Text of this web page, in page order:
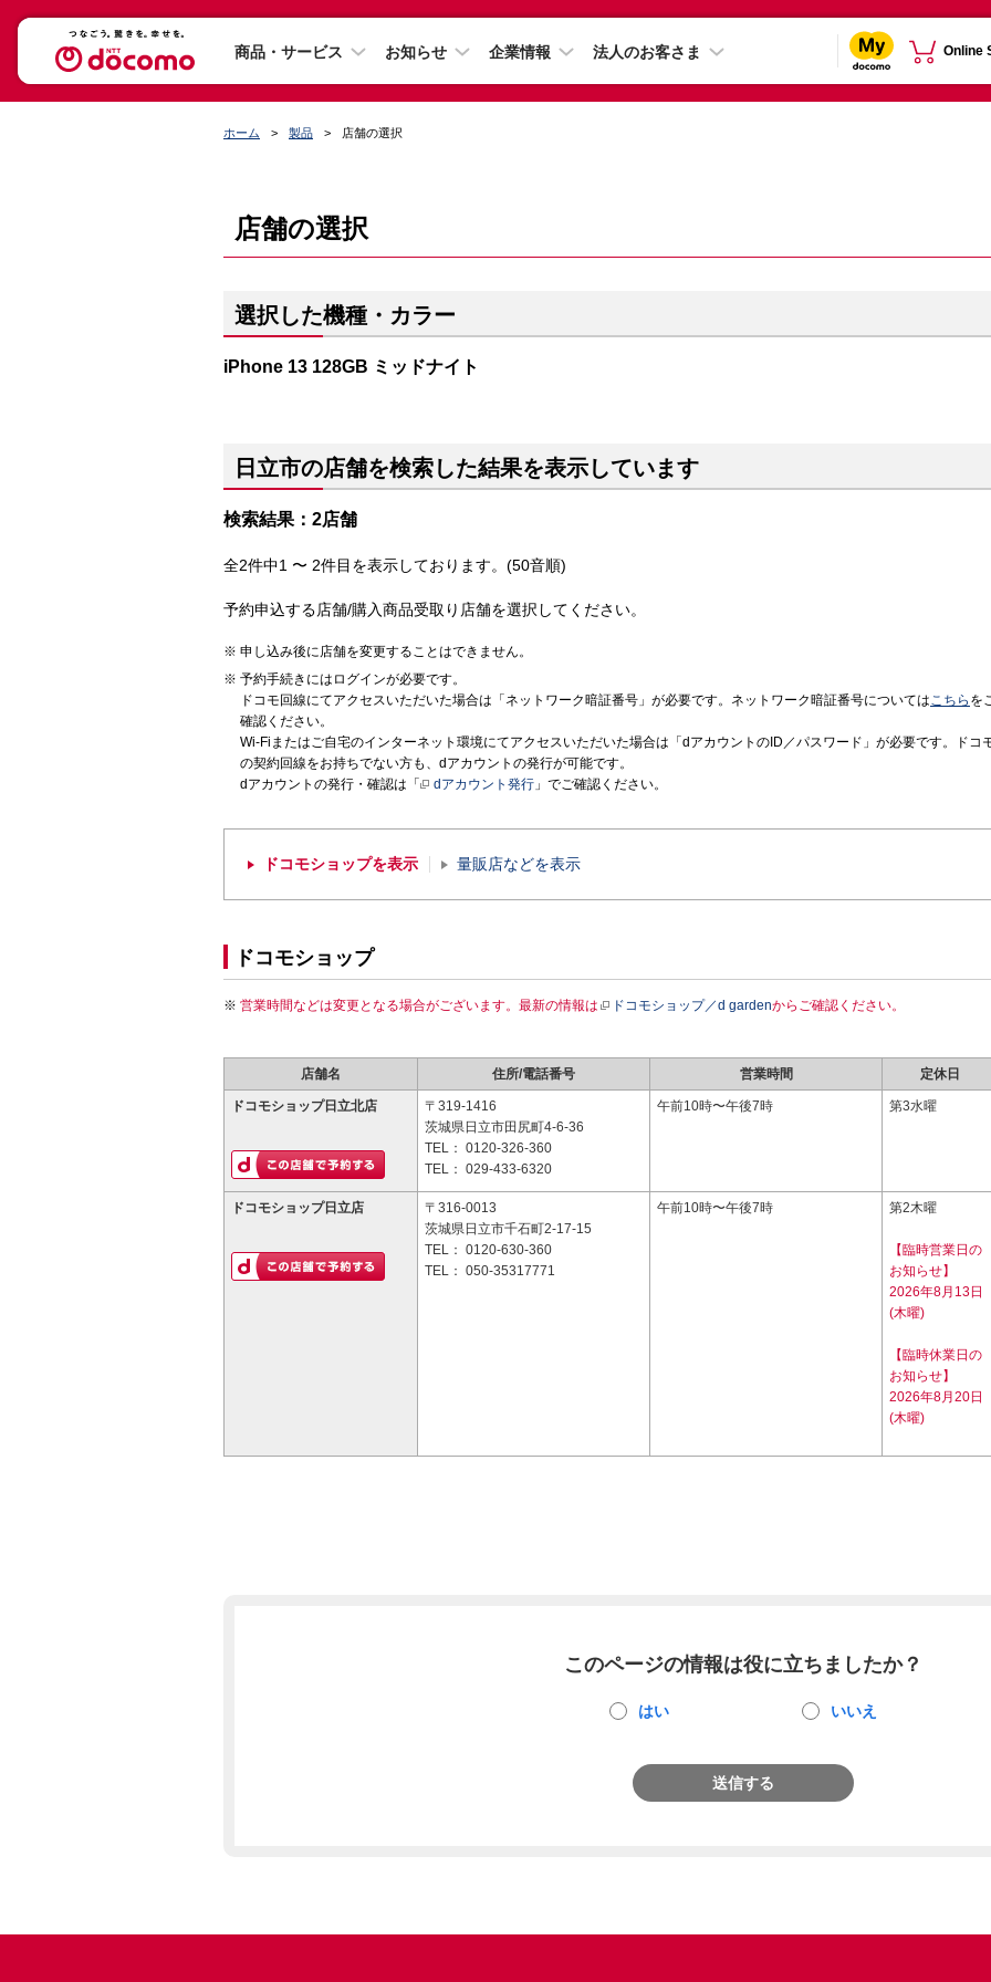
商品・サービス お知らせ 企業情報 法人のお客さま Online
ホーム 製品 店舗の選択
店舗の選択
選択した機種・カラー
iPhone 13 128GB ミッドナイト
日立市の店舗を検索した結果を表示しています
検索結果：2店舗
全2件中1 〜 2件目を表示しております。(50音順)
予約申込する店舗/購入商品受取り店舗を選択してください。
申し込み後に店舗を変更することはできません。
予約手続きにはログインが必要です。
ドコモ回線にてアクセスいただいた場合は「ネットワーク暗証番号」が必要です。ネットワーク暗証番号についてはこちら を
確認ください。
Wi-Fiまたはご自宅のインターネット環境にてアクセスいただいた場合は「dアカウントのID／パスワード」が必要です。ドコ
の契約回線をお持ちでない方も、dアカウントの発行が可能です。
dアカウントの発行・確認は「
dアカウント発行 」でご確認ください。
ドコモショップを表示 量販店などを表示
ドコモショップ
営業時間などは変更となる場合がございます。最新の情報は ドコモショップ／d gardenからご確認ください。
店舗名 住所/電話番号 営業時間 定休日
ドコモショップ日立北店
〒319-1416
茨城県日立市田尻町4-6-36
TEL： 0120-326-360
TEL： 029-433-6320
午前10時〜午後7時 第3水曜
ドコモショップ日立店
〒316-0013
茨城県日立市千石町2-17-15
TEL： 0120-630-360
TEL： 050-35317771
午前10時〜午後7時 第2木曜
【臨時営業日の
お知らせ】
2026年8月13日
(木曜)
【臨時休業日の
お知らせ】
2026年8月20日
(木曜)
このページの情報は役に立ちましたか？
はい いいえ
送信する